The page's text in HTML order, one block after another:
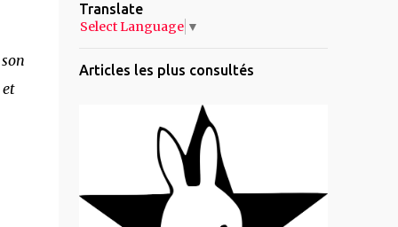
Translate
Select Language ▼
Articles les plus consultés